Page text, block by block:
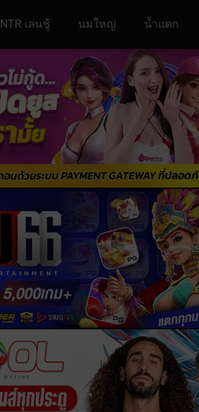
NTR เล่นชู้ นมใหญ่ น้ำแตก